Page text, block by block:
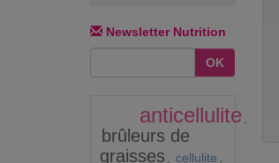
Newsletter Nutrition
OK
anticellulite ,
brûleurs de
graisses , cellulite ,